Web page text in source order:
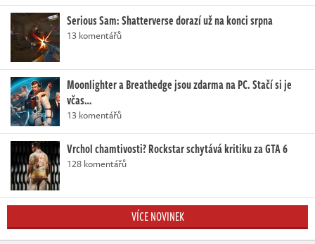
Serious Sam: Shatterverse dorazí už na konci srpna
13 komentářů
Moonlighter a Breathedge jsou zdarma na PC. Stačí si je
včas…
13 komentářů
Vrchol chamtivosti? Rockstar schytává kritiku za GTA 6
128 komentářů
VÍCE NOVINEK